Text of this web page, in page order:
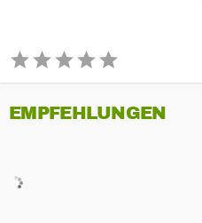
EMPFEHLUNGEN